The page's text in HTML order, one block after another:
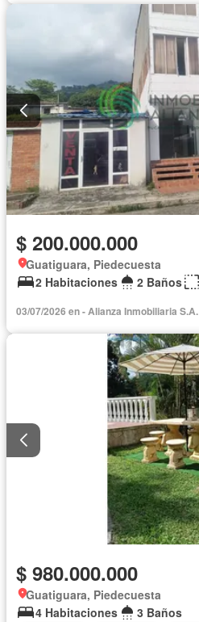
$ 200.000.000
Guatiguara, Piedecuesta
2 Habitaciones
2 Baños
03/07/2026 en - Alianza Inmobiliaria S.A.
$ 980.000.000
Guatiguara, Piedecuesta
4 Habitaciones
3 Baños